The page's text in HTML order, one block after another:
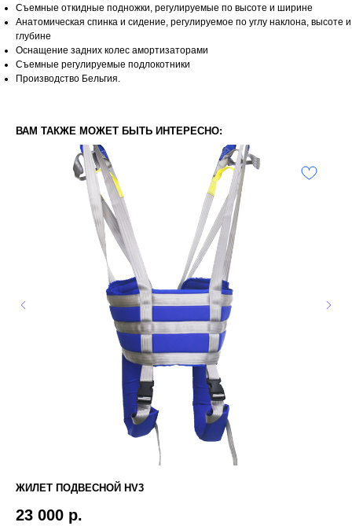
Съемные откидные подножки, регулируемые по высоте и ширине
Анатомическая спинка и сидение, регулируемое по углу наклона, высоте и
глубине
Оснащение задних колес амортизаторами
Съемные регулируемые подлокотники
Производство Бельгия.
ВАМ ТАКЖЕ МОЖЕТ БЫТЬ ИНТЕРЕСНО:
ЖИЛЕТ ПОДВЕСНОЙ HV3
23 000 р.